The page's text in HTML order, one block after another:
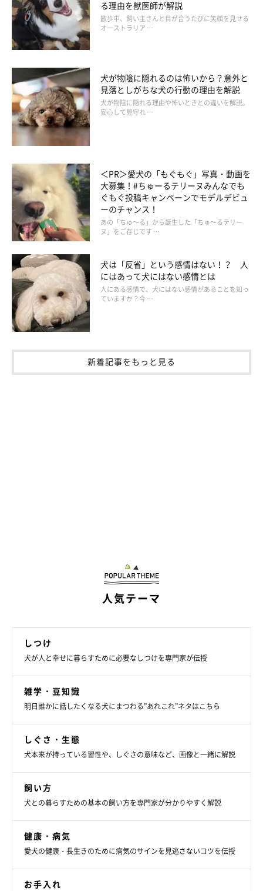
る理由を獣医師が解説
散歩中、飼い主さんと目が合うたびに笑顔を見せる
オーストラリア …
犬が物陰に隠れるのは怖いから？意外と
見落としがちな犬の行動の理由を解説
犬が物陰に隠れる理由や怖いときとの違いを解説。
安心して見守れ …
＜PR＞愛犬の「もぐもぐ」写真・動画を
大募集！#ちゅーるテリーヌみんなでも
ぐもぐ投稿キャンペーンでモデルデビュ
ーのチャンス！
あの「ちゅ～る」から誕生した「ちゅ～るテリー
ヌ」をご存じです …
犬は「反省」という感情はない！？ 人
にはあって犬にはない感情とは
人にある感情で、犬にはない感情があることを知っ
ていますか？今 …
新着記事をもっと見る
人気テーマ
しつけ
犬が人と幸せに暮らすために必要なしつけを専門家が伝授
雑学・豆知識
明日誰かに話したくなる犬にまつわる”あれこれ”ネタはこちら
しぐさ・生態
犬本来が持っている習性や、しぐさの意味など、画像と一緒に解説
飼い方
犬との暮らすための基本の飼い方を専門家が分かりやすく解説
健康・病気
愛犬の健康・長生きのために病気のサインを見逃さないコツを伝授
お手入れ